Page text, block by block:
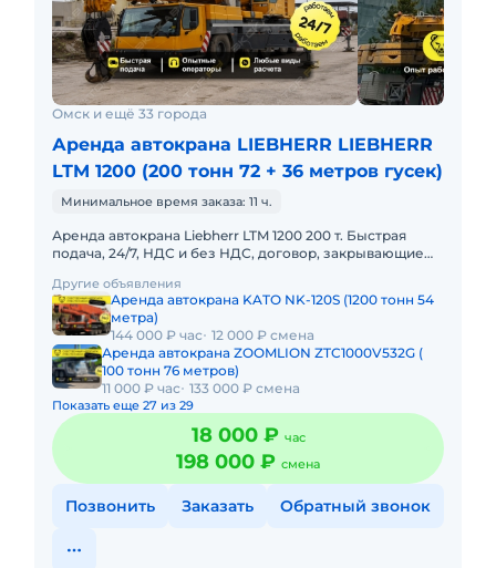
Омск и ещё 33 города
Аренда автокрана LIEBHERR LIEBHERR
LTM 1200 (200 тонн 72 + 36 метров гусек)
Минимальное время заказа: 11 ч.
Аренда автокрана Liebherr LTM 1200 200 т. Быстрая
подача, 24/7, НДС и без НДС, договор, закрывающие
200 ТОННПредо
Другие объявления
Аренда автокрана KATO NK-120S (1200 тонн 54
метра)
144 000 ₽ час
12 000 ₽ смена
Аренда автокрана ZOOMLION ZTC1000V532G (
100 тонн 76 метров)
11 000 ₽ час 133 000 ₽ смена
Показать еще 27 из 29
18 000 ₽ час
198 000 ₽ смена
Позвонить Заказать Обратный звонок